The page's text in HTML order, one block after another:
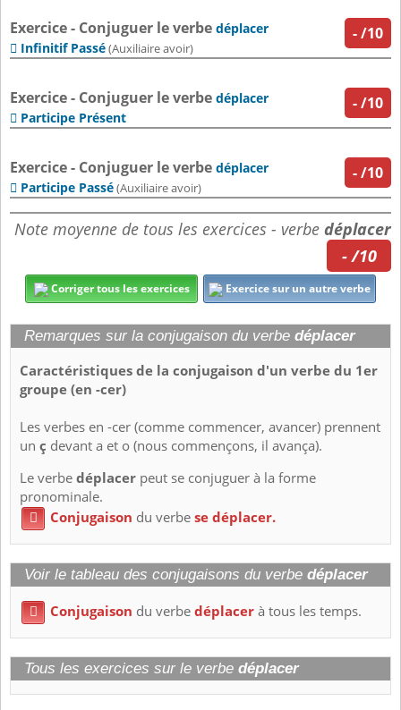
-/10
Exercice - Conjuguer le verbe déplacer
 Infinitif Passé(Auxiliaire avoir)
-/10
Exercice - Conjuguer le verbe déplacer
 Participe Présent
-/10
Exercice - Conjuguer le verbe déplacer
 Participe Passé(Auxiliaire avoir)
Note moyenne de tous les exercices - verbe déplacer
- /10
Corriger tous les exercices Exercice sur un autre verbe
Remarques sur la conjugaison du verbe déplacer
Caractéristiques de la conjugaison d'un verbe du 1er
groupe (en -cer)
Les verbes en -cer (comme commencer, avancer) prennent
un ç devant a et o (nous commençons, il avança).
Le verbedéplacer peut se conjuguer à la forme
pronominale.
 Conjugaison du verbese déplacer.
Voir le tableau des conjugaisons du verbe déplacer
 Conjugaison du verbedéplacerà tous les temps.
Tous les exercices sur le verbe déplacer